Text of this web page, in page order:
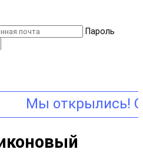
Пароль